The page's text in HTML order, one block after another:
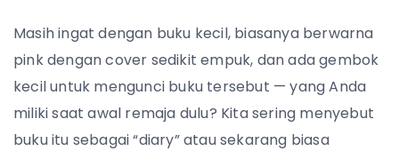
Masih ingat dengan buku kecil, biasanya berwarna
pink dengan cover sedikit empuk, dan ada gembok
kecil untuk mengunci buku tersebut — yang Anda
miliki saat awal remaja dulu? Kita sering menyebut
buku itu sebagai “diary” atau sekarang biasa